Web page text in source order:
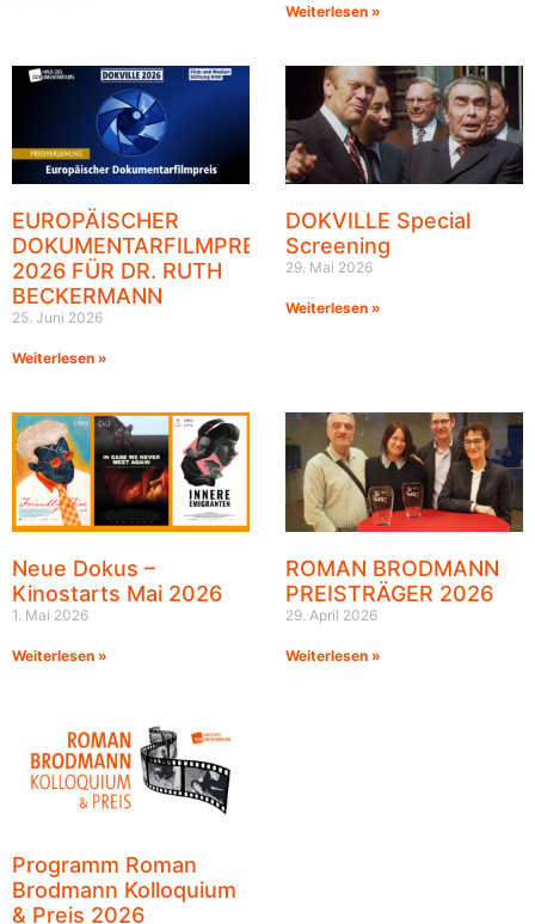
Weiterlesen »
EUROPÄISCHER
DOKUMENTARFILMPREIS
2026 FÜR DR. RUTH
BECKERMANN
25. Juni 2026
Weiterlesen »
DOKVILLE Special
Screening
29. Mai 2026
Weiterlesen »
Neue Dokus –
Kinostarts Mai 2026
1. Mai 2026
Weiterlesen »
ROMAN BRODMANN
PREISTRÄGER 2026
29. April 2026
Weiterlesen »
Programm Roman
Brodmann Kolloquium
& Preis 2026